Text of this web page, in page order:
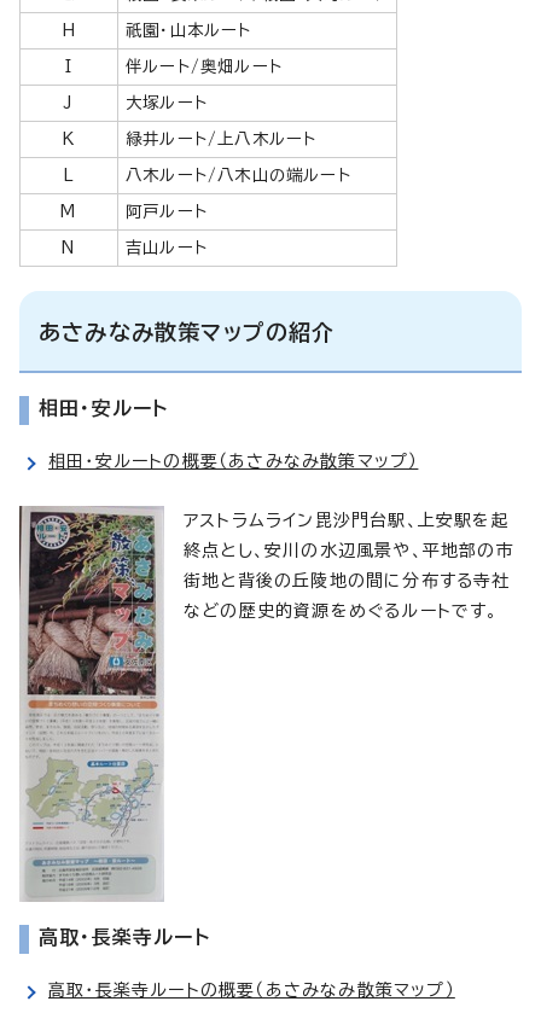
H 祇園・山本ルート
伴ルート/奥畑ルート
J 大塚ルート
K 緑井ルート/上八木ルート
八木ルート/八木山の端ルート
M 阿戸ルート
N 吉山ルート
あさみなみ散策マップの紹介
相田・安ルート
相田・安ルートの概要（あさみなみ散策マップ）
アストラムライン毘沙門台駅、上安駅を起
終点とし、安川の水辺風景や、平地部の市
街地と背後の丘陵地の間に分布する寺社
などの歴史的資源をめぐるルートです。
高取・長楽寺ルート
高取・長楽寺ルートの概要（あさみなみ散策マップ）